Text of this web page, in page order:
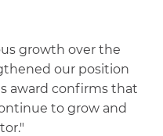
growth over the
our position
award confirms that
to grow and